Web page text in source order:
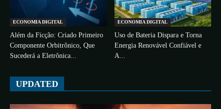
ECONOMIA DIGITAL
Além da Ficção: Criado Primeiro
Componente Orbitrônico, Que
Sucederá a Eletrônica...
ECONOMIA DIGITAL
Uso de Bateria Dispara e Torna
Energia Renovável Confiável e
A...
UPDATED